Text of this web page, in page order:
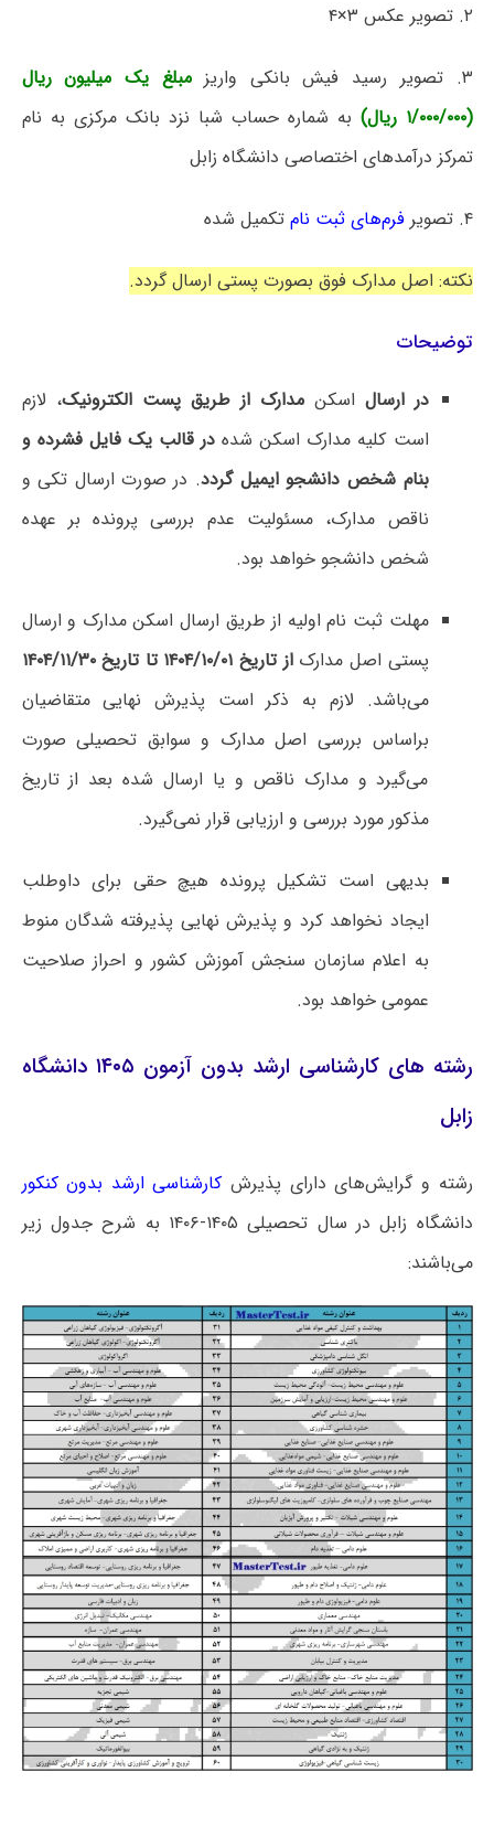
۲. تصویر عکس ۳×۴
۳. تصویر رسید فیش بانکی واریز
مبلغ یک میلیون ریال
(۱/۰۰۰/۰۰۰ ریال)
به شماره حساب شبا نزد بانک مرکزی به نام
تمرکز درآمدهای اختصاصی دانشگاه زابل
۴. تصویر فرم‌های ثبت نام تکمیل شده
نکته: اصل مدارک فوق بصورت پستی ارسال گردد.
توضیحات
در ارسال اسکنمدارک از طریق پست الکترونیک، لازم
است کلیه مدارک اسکن شده در قالب یک فایل فشرده و
بنام شخص دانشجو ایمیل گردد. در صورت ارسال تکی و
ناقص مدارک، مسئولیت‌ عدم بررسی پرونده بر عهده
شخص دانشجو خواهد بود.
مهلت ثبت نام اولیه از طریق ارسال اسکن مدارک و ارسال
پستی اصل مدارکاز تاریخ ۱۴۰۴/۱۰/۰۱ تا تاریخ ۱۴۰۴/۱۱/۳۰
می‌باشد. لازم به ذکر است پذیرش نهایی متقاضیان
براساس بررسی اصل مدارک و سوابق تحصیلی صورت
می‌گیرد و مدارک ناقص و یا ارسال شده بعد از تاریخ
مذکور مورد بررسی و ارزیابی قرار نمی‌گیرد.
بدیهی است تشکیل پرونده هیچ حقی برای داوطلب
ایجاد نخواهد کرد و پذیرش نهایی پذیرفته شدگان منوط
به اعلام سازمان سنجش آموزش کشور و احراز صلاحیت
عمومی خواهد بود.
رشته های کارشناسی ارشد بدون آزمون ۱۴۰۵ دانشگاه
زابل
رشته و گرایش‌های دارای پذیرش کارشناسی ارشد بدون کنکور
دانشگاه زابل در سال تحصیلی ۱۴۰۵-۱۴۰۶ به شرح جدول زیر
می‌باشند: